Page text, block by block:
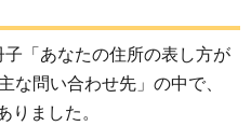
「あなたの住所の表し方が
な問い合わせ先」の中で、
りました。